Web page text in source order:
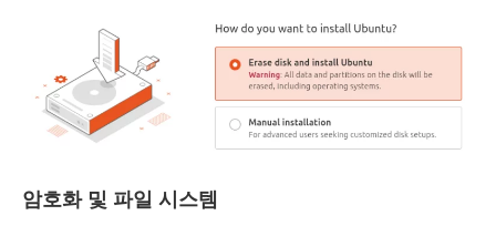
암호화 및 파일 시스템